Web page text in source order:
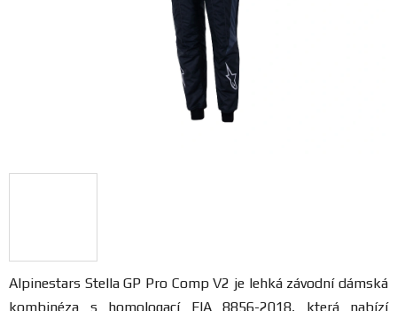
Blog
katalogy
Alpinestars Stella GP Pro Comp V2 je lehká závodní dámská
kombinéza s homologací FIA 8856-2018, která nabízí